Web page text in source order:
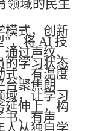
领域的民生
模式，创新
”，将 AI 技
通过声纹、
的学习状态
式、有温度
台聚焦朗
域，让学习
延伸上，构
书、有声
人从独自学